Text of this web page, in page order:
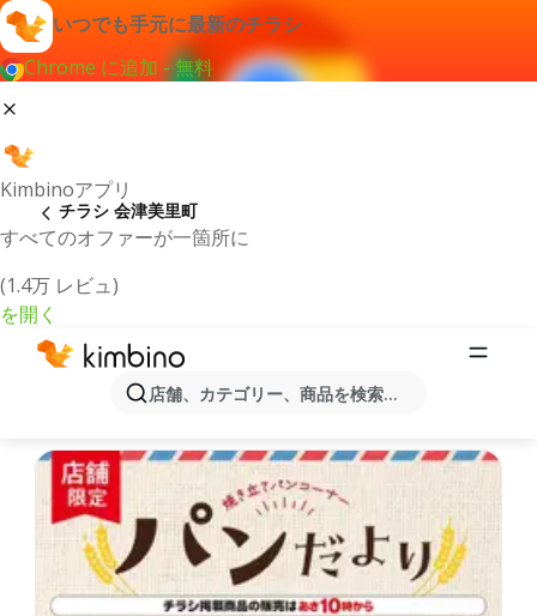
いつでも手元に最新のチラシ
Chrome に追加 - 無料
Kimbinoアプリ
すべてのオファーが一箇所に
(1.4万 レビュ)
を開く
店舗、カテゴリー、商品を検索...
チラシ 会津美里町
最新のチラシとオファー会津美里町